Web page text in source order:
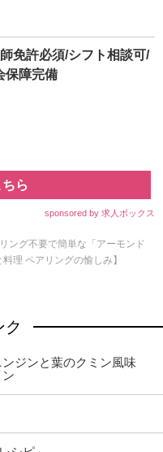
免許必須/シフト相談可/
保障完備
ら
sponsored by 求人ボックス
ング不要で簡単な「アーモンド
理 ペアリングの愉しみ】
ク
ジンと葉のクミン風味